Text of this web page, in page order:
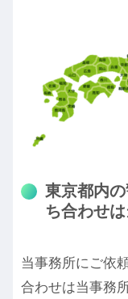
東京都内
ち合わせ
当事務所にご依
合わせは当事務